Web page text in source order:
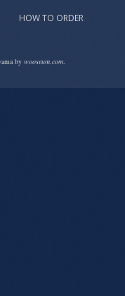
HOW TO ORDER
by wooseum.com.